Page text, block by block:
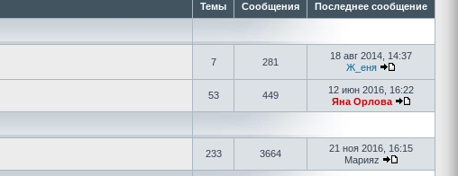
Темы Сообщения Последнее сообщение
7 281
18 авг 2014, 14:37
Ж_еня
53 449
12 июн 2016, 16:22
Яна Орлова
233 3664
21 ноя 2016, 16:15
Марияz